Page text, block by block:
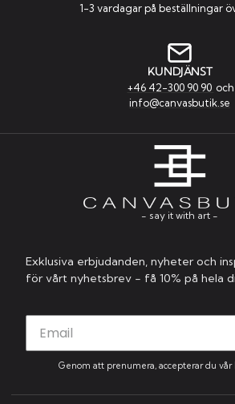
1-3 vardagar på beställningar
KUNDJÄNST
+46 42-300 90 90 och
info@canvasbutik.se
- say it with art -
Exklusiva erbjudanden, nyheter och
för vårt nyhetsbrev - få 10% på hela
Genom att prenumera, accepterar du vår